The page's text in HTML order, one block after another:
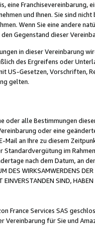
eine Franchisevereinbarung,
und Ihnen. Sie sind
Wenn Sie eine andere
Gegenstand dieser
in dieser Vereinbarung
des Ergreifens oder
US-Gesetzen, Vorschriften,
gelten.
oder alle Bestimmungen
oder eine
Mail an Ihre zu diesem
Standardvergütung im
nach dem Datum, an
DES WIRKSAMWERDENS
SIND,
France Services SAS
für Sie und